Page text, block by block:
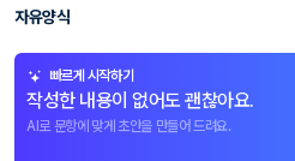
자유양식
빠르게 시작하기
작성한 내용이 없어도 괜찮아요.
AI로 문항에 맞게 초안을 만들어 드려요.